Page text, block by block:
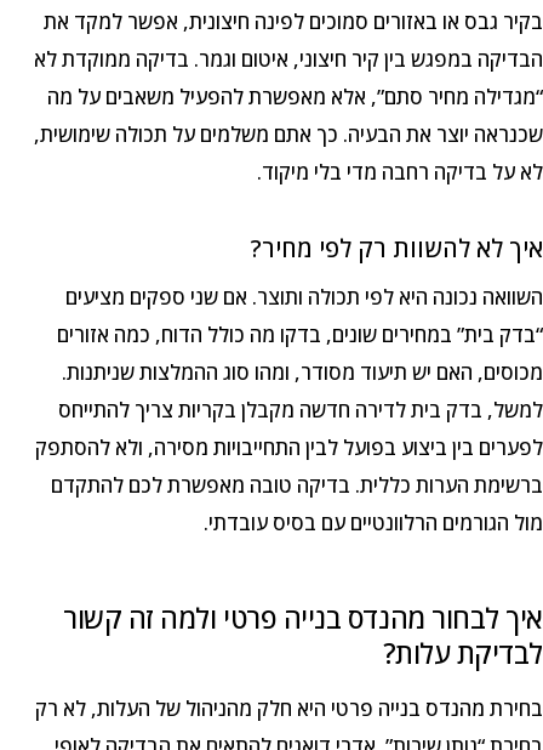
בקיר גבס או באזורים סמוכים לפינה חיצונית, אפשר למקד את
הבדיקה במפגש בין קיר חיצוני, איטום וגמר. בדיקה ממוקדת לא
“מגדילה מחיר סתם”, אלא מאפשרת להפעיל משאבים על מה
שכנראה יוצר את הבעיה. כך אתם משלמים על תכולה שימושית,
לא על בדיקה רחבה מדי בלי מיקוד.
איך לא להשוות רק לפי מחיר?
השוואה נכונה היא לפי תכולה ותוצר. אם שני ספקים מציעים
“בדק בית” במחירים שונים, בדקו מה כולל הדוח, כמה אזורים
מכוסים, האם יש תיעוד מסודר, ומהו סוג ההמלצות שניתנות.
למשל, בדק בית לדירה חדשה מקבלן בקריות צריך להתייחס
לפערים בין ביצוע בפועל לבין התחייבויות מסירה, ולא להסתפק
ברשימת הערות כללית. בדיקה טובה מאפשרת לכם להתקדם
מול הגורמים הרלוונטיים עם בסיס עובדתי.
איך לבחור מהנדס בנייה פרטי ולמה זה קשור
לבדיקת עלות?
בחירת מהנדס בנייה פרטי היא חלק מהניהול של העלות, לא רק